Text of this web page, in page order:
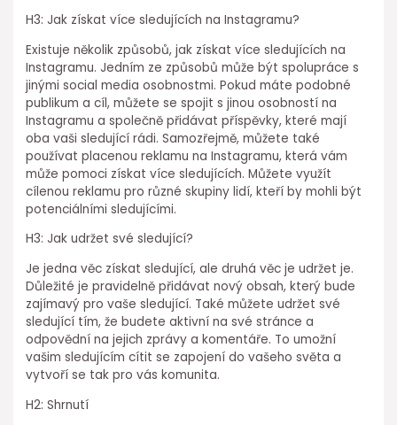
H3: Jak získat více sledujících na Instagramu?
Existuje několik způsobů, jak získat více sledujících na
Instagramu. Jedním ze způsobů může být spolupráce s
jinými social media osobnostmi. Pokud máte podobné
publikum a cíl, můžete se spojit s jinou osobností na
Instagramu a společně přidávat příspěvky, které mají
oba vaši sledující rádi. Samozřejmě, můžete také
používat placenou reklamu na Instagramu, která vám
může pomoci získat více sledujících. Můžete využít
cílenou reklamu pro různé skupiny lidí, kteří by mohli být
potenciálními sledujícími.
H3: Jak udržet své sledující?
Je jedna věc získat sledující, ale druhá věc je udržet je.
Důležité je pravidelně přidávat nový obsah, který bude
zajímavý pro vaše sledující. Také můžete udržet své
sledující tím, že budete aktivní na své stránce a
odpovědní na jejich zprávy a komentáře. To umožní
vašim sledujícím cítit se zapojení do vašeho světa a
vytvoří se tak pro vás komunita.
H2: Shrnutí